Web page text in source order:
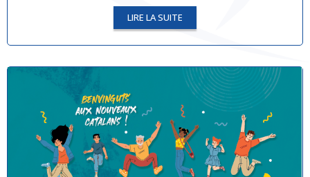
LIRE LA SUITE